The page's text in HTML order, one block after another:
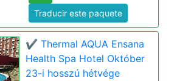
Traducir este paquete
✔️ Thermal AQUA Ensana
Health Spa Hotel Október
23-i hosszú hétvége